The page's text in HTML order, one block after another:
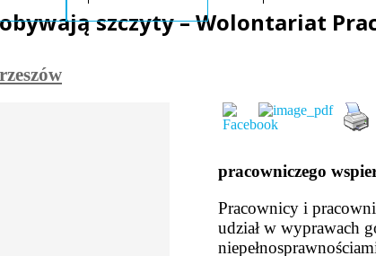
szczyty – Wolontariat
pracowniczego
Pracownicy i
udział w wyprawach